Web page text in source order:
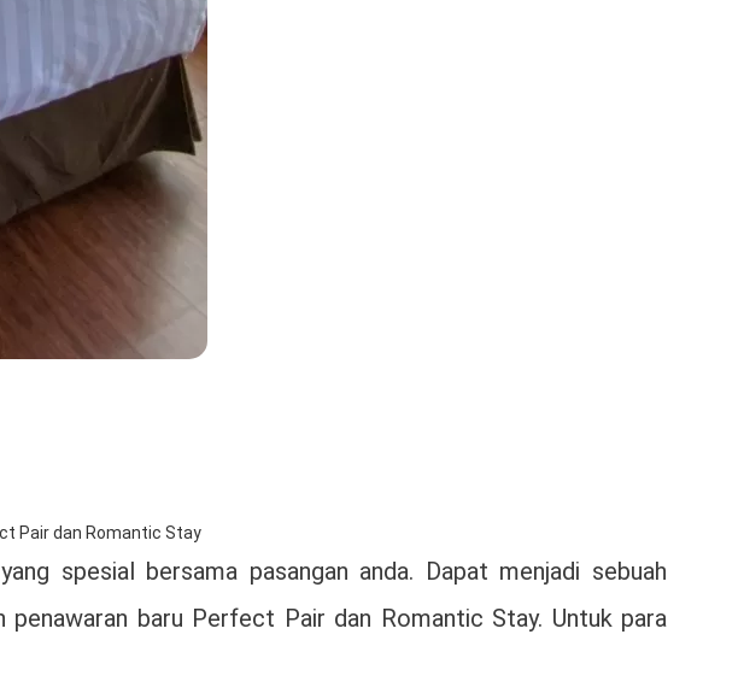
Pair dan Romantic Stay
spesial bersama pasangan anda. Dapat menjadi sebuah
baru Perfect Pair dan Romantic Stay. Untuk para